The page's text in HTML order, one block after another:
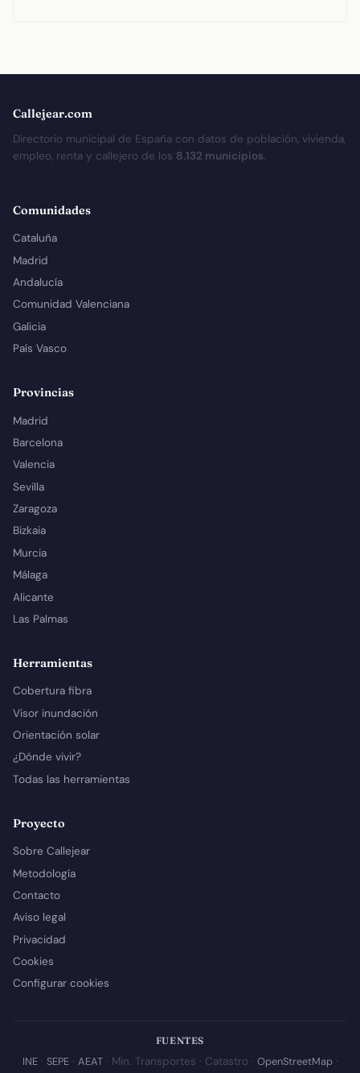
Callejear.com
Directorio municipal de España con datos de población, vivienda,
empleo, renta y callejero de los 8.132 municipios.
Comunidades
Cataluña
Madrid
Andalucía
Comunidad Valenciana
Galicia
País Vasco
Provincias
Madrid
Barcelona
Valencia
Sevilla
Zaragoza
Bizkaia
Murcia
Málaga
Alicante
Las Palmas
Herramientas
Cobertura fibra
Visor inundación
Orientación solar
¿Dónde vivir?
Todas las herramientas
Proyecto
Sobre Callejear
Metodología
Contacto
Aviso legal
Privacidad
Cookies
Configurar cookies
FUENTES
INE· SEPE· AEAT· Min. Transportes · Catastro · OpenStreetMap·